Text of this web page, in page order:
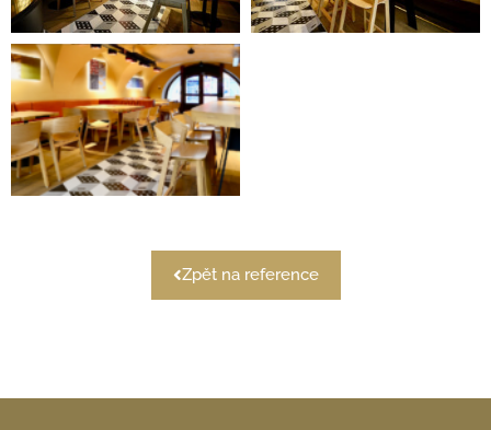
Zpět na reference